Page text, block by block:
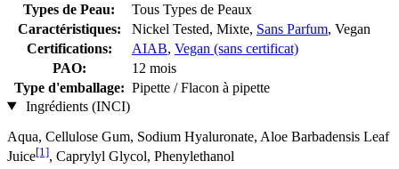
Types de Peau:
Tous Types de Peaux
Caractéristiques:
Nickel Tested, Mixte, Sans Parfum, Vegan
Certifications:
AIAB, Vegan (sans certificat)
PAO:
12 mois
Type d'emballage: Pipette / Flacon à pipette
Ingrédients (INCI)
Aqua, Cellulose Gum, Sodium Hyaluronate, Aloe Barbadensis Leaf
Juice[1], Caprylyl Glycol, Phenylethanol